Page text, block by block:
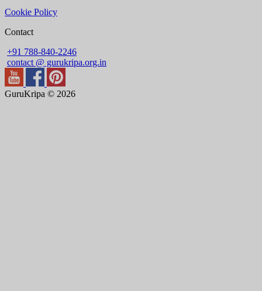
Cookie Policy
Contact
+91 788-840-2246
contact @ gurukripa.org.in
GuruKripa © 2026